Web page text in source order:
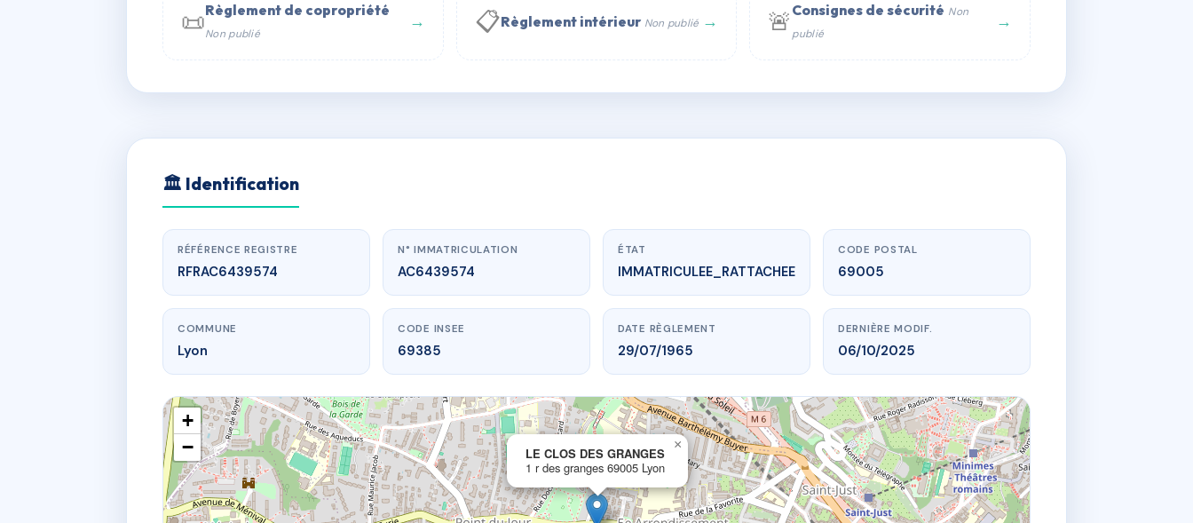
📞 Contacter Syndic Digital 💬 WhatsApp
📜Règlement de copropriété
Non publié
→ 📋Règlement intérieur Non publié → 🚨 Consignes de sécurité Non
publié
→
AC6439574 🇫🇷
www.vme.plus/AC6439574
LE CLOS DES GRANGES
1 r des granges69005 Lyon
🏛 Identification
RÉFÉRENCE REGISTRE
RFRAC6439574
N° IMMATRICULATION
AC6439574
ÉTAT
IMMATRICULEE_RATTACHEE
CODE POSTAL
69005
COMMUNE
Lyon
CODE INSEE
69385
DATE RÈGLEMENT
29/07/1965
DERNIÈRE MODIF.
06/10/2025
LE CLOS DES GRANGES
1 r des granges 69005 Lyon
×
+
−